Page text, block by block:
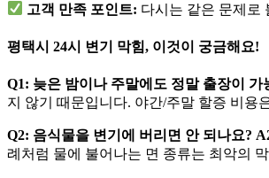
고객 만족 포인트: 다시는 같은 문제로
평택시 24시 변기 막힘, 이것이 궁금해요!
Q1: 늦은 밤이나 주말에도 정말 출장이 가
지 않기 때문입니다. 야간/주말 할증 비용
Q2: 음식물을 변기에 버리면 안 되나요?
례처럼 물에 불어나는 면 종류는 최악의